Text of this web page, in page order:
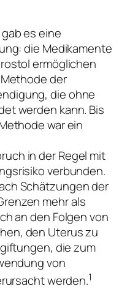
es eine
die Medikamente
ermöglichen
der
die ohne
werden kann. Bis
war ein
in der Regel mit
verbunden.
Schätzungen der
mehr als
an den Folgen von
den Uterus zu
die zum
von
werden.1